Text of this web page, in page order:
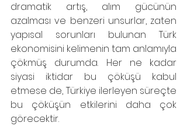
dramatik artış, alım gücünün
azalması ve benzeri unsurlar, zaten
yapısal sorunları bulunan Türk
ekonomisini kelimenin tam anlamıyla
çökmüş durumda. Her ne kadar
siyasi iktidar bu çöküşü kabul
etmese de, Türkiye ilerleyen süreçte
bu çöküşün etkilerini daha çok
görecektir.